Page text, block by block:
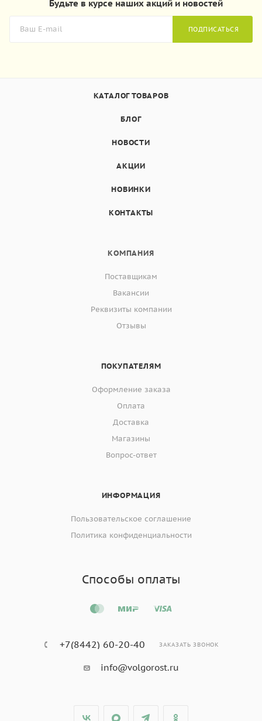
Будьте в курсе наших акций и новостей
ПОДПИСАТЬСЯ
КАТАЛОГ ТОВАРОВ
БЛОГ
НОВОСТИ
АКЦИИ
НОВИНКИ
КОНТАКТЫ
КОМПАНИЯ
Поставщикам
Вакансии
Реквизиты компании
Отзывы
ПОКУПАТЕЛЯМ
Оформление заказа
Оплата
Доставка
Магазины
Вопрос-ответ
ИНФОРМАЦИЯ
Пользовательское соглашение
Политика конфиденциальности
Способы оплаты
+7(8442) 60-20-40 ЗАКАЗАТЬ ЗВОНОК
info@volgorost.ru